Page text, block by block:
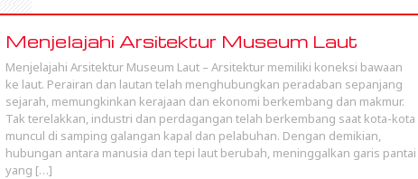
Menjelajahi Arsitektur Museum Laut
Menjelajahi Arsitektur Museum Laut – Arsitektur memiliki koneksi bawaan
ke laut. Perairan dan lautan telah menghubungkan peradaban sepanjang
sejarah, memungkinkan kerajaan dan ekonomi berkembang dan makmur.
Tak terelakkan, industri dan perdagangan telah berkembang saat kota-kota
muncul di samping galangan kapal dan pelabuhan. Dengan demikian,
hubungan antara manusia dan tepi laut berubah, meninggalkan garis pantai
yang […]